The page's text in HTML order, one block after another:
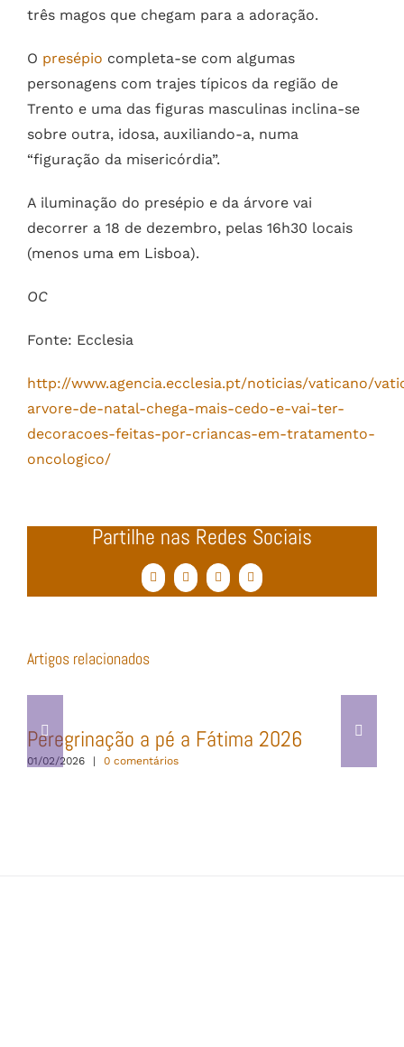
três magos que chegam para a adoração.
O presépio completa-se com algumas
personagens com trajes típicos da região de
Trento e uma das figuras masculinas inclina-se
sobre outra, idosa, auxiliando-a, numa
“figuração da misericórdia”.
A iluminação do presépio e da árvore vai
decorrer a 18 de dezembro, pelas 16h30 locais
(menos uma em Lisboa).
OC
Fonte: Ecclesia
http://www.agencia.ecclesia.pt/noticias/vaticano/
arvore-de-natal-chega-mais-cedo-e-vai-ter-
decoracoes-feitas-por-criancas-em-tratamento-
oncologico/
Partilhe nas Redes Sociais
FacebookTwitterWhatsApp
Email
(necessário
Artigos relacionados
Peregrinação a pé a Fátima 2026
01/02/2026 | 0 comentários